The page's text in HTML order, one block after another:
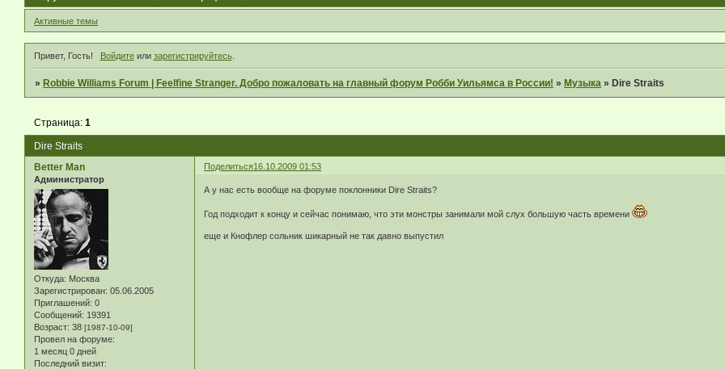
Активные темы
Привет, Гость! Войдитеили зарегистрируйтесь.
» Robbie Williams Forum | Feelfine Stranger. Добро пожаловать на главный форум Робби Уильямса в России! » Музыка » Dire Straits
Dire Straits
Страница:1
Поделиться16.10.2009 01:53
Better Man
Администратор
Откуда: Москва
Зарегистрирован: 05.06.2005
Приглашений: 0
Сообщений: 19391
Возраст: 38 [1987-10-09]
Провел на форуме:
1 месяц 0 дней
Последний визит:
А у нас есть вообще на форуме поклонники Dire Straits?
Год подходит к концу и сейчас понимаю, что эти монстры занимали мой слух большую часть времени
еще и Кнофлер сольник шикарный не так давно выпустил